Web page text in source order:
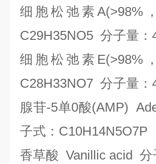
细胞松弛素 A(>98% ，
C29H35NO5 分子量：
细胞松弛素 E(>98%，
C28H33NO7 分子量：
腺苷-5单0酸(AMP)
子式：
香草酸 Vanillic acid 分